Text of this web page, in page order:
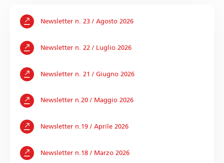
Newsletter n. 23 / Agosto 2026
Newsletter n. 22 / Luglio 2026
Newsletter n. 21 / Giugno 2026
Newsletter n.20 / Maggio 2026
Newsletter n.19 / Aprile 2026
Newsletter n.18 / Marzo 2026